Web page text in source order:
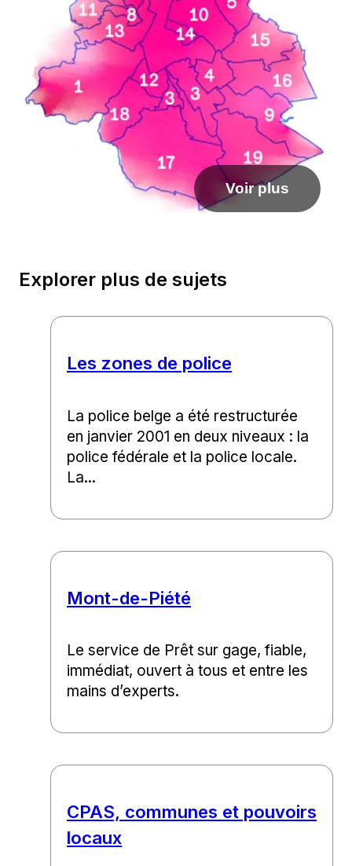
Voir plus
Explorer plus de sujets
Les zones de police
La police belge a été restructurée
en janvier 2001 en deux niveaux : la
police fédérale et la police locale.
La...
Mont-de-Piété
Le service de Prêt sur gage, fiable,
immédiat, ouvert à tous et entre les
mains d’experts.
CPAS, communes et pouvoirs
locaux